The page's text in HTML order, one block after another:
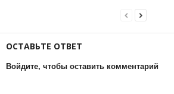
ОСТАВЬТЕ ОТВЕТ
Войдите, чтобы оставить комментарий